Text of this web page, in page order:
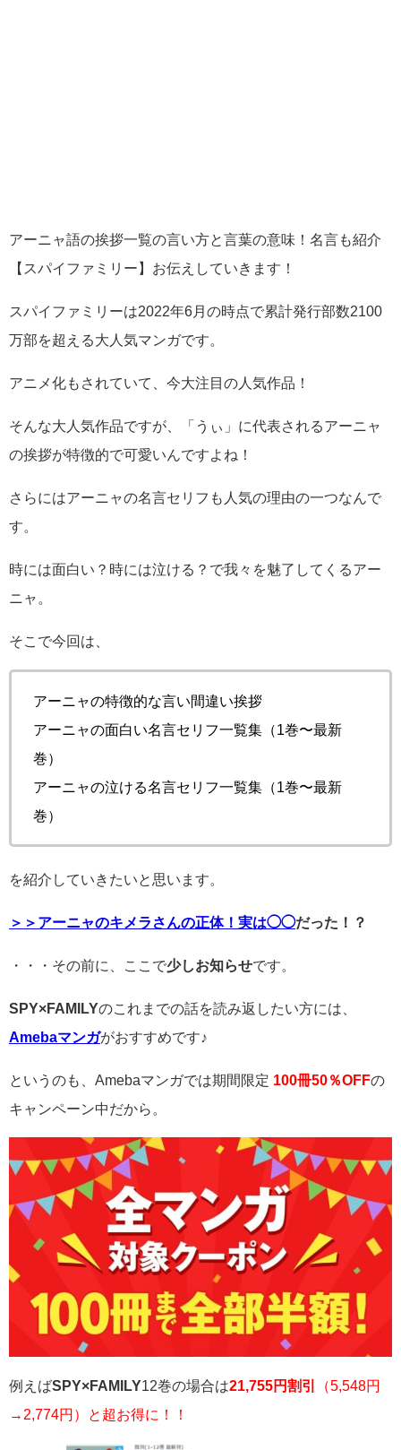
アーニャ語の挨拶一覧の言い方と言葉の意味！名言も紹介
【スパイファミリー】お伝えしていきます！
スパイファミリーは2022年6月の時点で累計発行部数2100
万部を超える大人気マンガです。
アニメ化もされていて、今大注目の人気作品！
そんな大人気作品ですが、「うぃ」に代表されるアーニャ
の挨拶が特徴的で可愛いんですよね！
さらにはアーニャの名言セリフも人気の理由の一つなんで
す。
時には面白い？時には泣ける？で我々を魅了してくるアー
ニャ。
そこで今回は、
アーニャの特徴的な言い間違い挨拶
アーニャの面白い名言セリフ一覧集（1巻〜最新
巻）
アーニャの泣ける名言セリフ一覧集（1巻〜最新
巻）
を紹介していきたいと思います。
＞＞アーニャのキメラさんの正体！実は◯◯だった！？
・・・その前に、ここで少しお知らせです。
SPY×FAMILYのこれまでの話を読み返したい方には、
Amebaマンガがおすすめです♪
というのも、Amebaマンガでは期間限定 100冊50％OFFの
キャンペーン中だから。
例えばSPY×FAMILY12巻の場合は21,755円割引
（5,548円
→2,774円）と超お得に！！